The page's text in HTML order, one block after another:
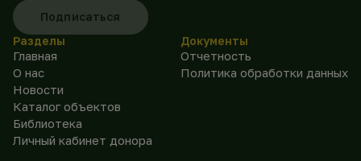
Подписаться
Разделы
Главная
О нас
Новости
Каталог объектов
Библиотека
Личный кабинет донора
Документы
Отчетность
Политика обработки данных